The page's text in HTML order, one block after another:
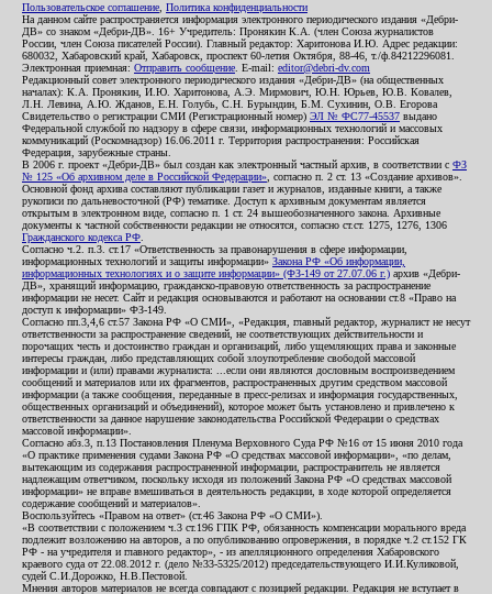
Пользовательское соглашение Политика конфиденциальности
На данном сайте распространяется информация электронного периодического издания «Дебри-
ДВ» со знаком «Дебри-ДВ». 16+ Учредитель: Пронякин К.А. (член Союза журналистов
России, член Союза писателей России). Главный редактор: Харитонова И.Ю. Адрес редакции:
680032, Хабаровский край, Хабаровск, проспект 60-летия Октября, 88-46, т./ф.84212296081.
Электронная приемная: Отправить сообщение . E-mail: editor@debri-dv.com
Редакционный совет электронного периодического издания «Дебри-ДВ» (на общественных
началах): К.А. Пронякин, И.Ю. Харитонова, А.Э. Мирмович, Ю.Н. Юрьев, Ю.В. Ковалев,
Л.Н. Левина, А.Ю. Жданов, Е.Н. Голубь, С.Н. Бурындин, Б.М. Сухинин, О.В. Егорова
Свидетельство о регистрации СМИ (Регистрационный номер) ЭЛ № ФС77-45537 выдано
Федеральной службой по надзору в сфере связи, информационных технологий и массовых
коммуникаций (Роскомнадзор) 16.06.2011 г. Территория распространения: Российская
Федерация, зарубежные страны.
В 2006 г. проект «Дебри-ДВ» был создан как электронный частный архив, в соответствии с ФЗ
№ 125 «Об архивном деле в Российской Федерации» , согласно п. 2 ст. 13 «Создание архивов».
Основной фонд архива составляют публикации газет и журналов, изданные книги, а также
рукописи по дальневосточной (РФ) тематике. Доступ к архивным документам является
открытым в электронном виде, согласно п. 1 ст. 24 вышеобозначенного закона. Архивные
документы к частной собственности редакции не относятся, согласно ст.ст. 1275, 1276, 1306
Гражданского кодекса РФ
Согласно ч.2. п.3. ст.17 «Ответственность за правонарушения в сфере информации,
информационных технологий и защиты информации» Закона РФ «Об информации,
информационных технологиях и о защите информации» (ФЗ-149 от 27.07.06 г.) архив «Дебри-
ДВ», хранящий информацию, гражданско-правовую ответственность за распространение
информации не несет. Сайт и редакция основываются и работают на основании ст.8 «Право на
доступ к информации» ФЗ-149.
Согласно пп.3,4,6 ст.57 Закона РФ «О СМИ», «Редакция, главный редактор, журналист не несут
ответственности за распространение сведений, не соответствующих действительности и
порочащих честь и достоинство граждан и организаций, либо ущемляющих права и законные
интересы граждан, либо представляющих собой злоупотребление свободой массовой
информации и (или) правами журналиста: ...если они являются дословным воспроизведением
сообщений и материалов или их фрагментов, распространенных другим средством массовой
информации (а также сообщения, переданные в пресс-релизах и информация государственных,
общественных организаций и объединений), которое может быть установлено и привлечено к
ответственности за данное нарушение законодательства Российской Федерации о средствах
массовой информации».
Согласно абз.3, п.13 Постановления Пленума Верховного Суда РФ №16 от 15 июня 2010 года
«О практике применения судами Закона РФ «О средствах массовой информации», «по делам,
вытекающим из содержания распространенной информации, распространитель не является
надлежащим ответчиком, поскольку исходя из положений Закона РФ «О средствах массовой
информации» не вправе вмешиваться в деятельность редакции, в ходе которой определяется
содержание сообщений и материалов».
Воспользуйтесь «Правом на ответ» (ст.46 Закона РФ «О СМИ»).
«В соответствии с положением ч.3 ст.196 ГПК РФ, обязанность компенсации морального вреда
подлежит возложению на авторов, а по опубликованию опровержения, в порядке ч.2 ст.152 ГК
РФ - на учредителя и главного редактор», - из апелляционного определения Хабаровского
краевого суда от 22.08.2012 г. (дело №33-5325/2012) председательствующего И.И.Куликовой,
судей С.И.Дорожко, Н.В.Пестовой.
Мнения авторов материалов не всегда совпадают с позицией редакции. Редакция не вступает в